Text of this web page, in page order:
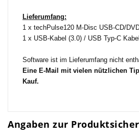
Lieferumfang:
1 x techPulse120 M-Disc USB-CD/
1 x USB-Kabel (3.0) / USB Typ-C
Software ist im Lieferumfang nicht
Eine E-Mail mit vielen nützlichen
Kauf.
Angaben zur